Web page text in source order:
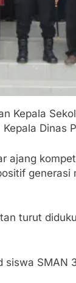
Kepala
Dinas
ajang
turut